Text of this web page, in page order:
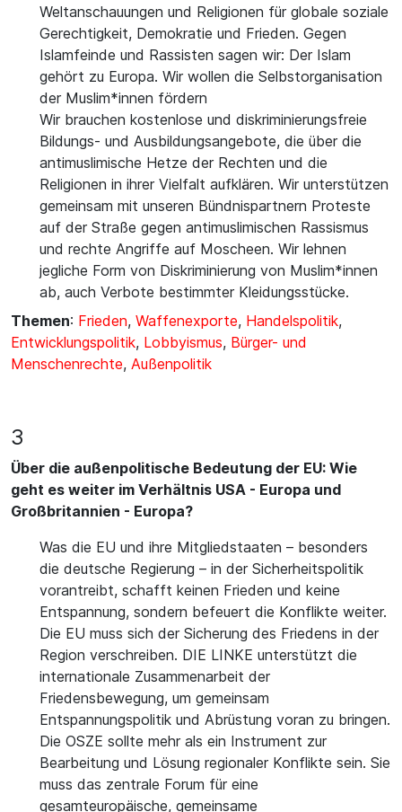
Weltanschauungen und Religionen für globale soziale
Gerechtigkeit, Demokratie und Frieden. Gegen
Islamfeinde und Rassisten sagen wir: Der Islam
gehört zu Europa. Wir wollen die Selbstorganisation
der Muslim*innen fördern
Wir brauchen kostenlose und diskriminierungsfreie
Bildungs- und Ausbildungsangebote, die über die
antimuslimische Hetze der Rechten und die
Religionen in ihrer Vielfalt aufklären. Wir unterstützen
gemeinsam mit unseren Bündnispartnern Proteste
auf der Straße gegen antimuslimischen Rassismus
und rechte Angriffe auf Moscheen. Wir lehnen
jegliche Form von Diskriminierung von Muslim*innen
ab, auch Verbote bestimmter Kleidungsstücke.
Themen: Frieden, Waffenexporte, Handelspolitik,
Entwicklungspolitik, Lobbyismus, Bürger- und
Menschenrechte, Außenpolitik
3
Über die außenpolitische Bedeutung der EU: Wie
geht es weiter im Verhältnis USA - Europa und
Großbritannien - Europa?
Was die EU und ihre Mitgliedstaaten – besonders
die deutsche Regierung – in der Sicherheitspolitik
vorantreibt, schafft keinen Frieden und keine
Entspannung, sondern befeuert die Konflikte weiter.
Die EU muss sich der Sicherung des Friedens in der
Region verschreiben. DIE LINKE unterstützt die
internationale Zusammenarbeit der
Friedensbewegung, um gemeinsam
Entspannungspolitik und Abrüstung voran zu bringen.
Die OSZE sollte mehr als ein Instrument zur
Bearbeitung und Lösung regionaler Konflikte sein. Sie
muss das zentrale Forum für eine
gesamteuropäische, gemeinsame